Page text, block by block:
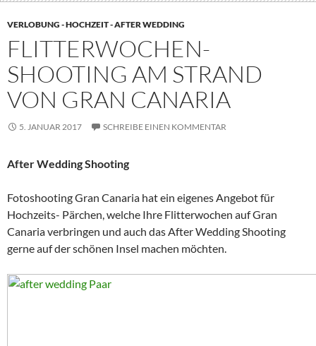
VERLOBUNG - HOCHZEIT - AFTER WEDDING
FLITTERWOCHEN-
SHOOTING AM STRAND
VON GRAN CANARIA
5. JANUAR 2017 SCHREIBE EINEN KOMMENTAR
After Wedding Shooting
Fotoshooting Gran Canaria hat ein eigenes Angebot für
Hochzeits- Pärchen, welche Ihre Flitterwochen auf Gran
Canaria verbringen und auch das After Wedding Shooting
gerne auf der schönen Insel machen möchten.